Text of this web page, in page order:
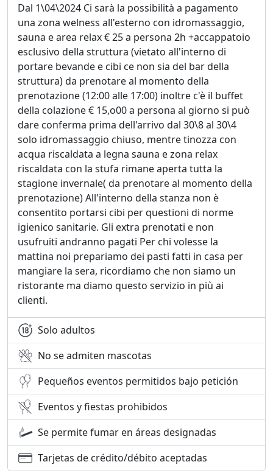
Dal 1\04\2024 Ci sarà la possibilità a pagamento
una zona welness all'esterno con idromassaggio,
sauna e area relax € 25 a persona 2h +accappatoio
esclusivo della struttura (vietato all'interno di
portare bevande e cibi ce non sia del bar della
struttura) da prenotare al momento della
prenotazione (12:00 alle 17:00) inoltre c'è il buffet
della colazione € 15,o00 a persona al giorno si può
dare conferma prima dell'arrivo dal 30\8 al 30\4
solo idromassaggio chiuso, mentre tinozza con
acqua riscaldata a legna sauna e zona relax
riscaldata con la stufa rimane aperta tutta la
stagione invernale( da prenotare al momento della
prenotazione) All'interno della stanza non è
consentito portarsi cibi per questioni di norme
igienico sanitarie. Gli extra prenotati e non
usufruiti andranno pagati Per chi volesse la
mattina noi prepariamo dei pasti fatti in casa per
mangiare la sera, ricordiamo che non siamo un
ristorante ma diamo questo servizio in più ai
clienti.
Solo adultos
No se admiten mascotas
Pequeños eventos permitidos bajo petición
Eventos y fiestas prohibidos
Se permite fumar en áreas designadas
Tarjetas de crédito/débito aceptadas